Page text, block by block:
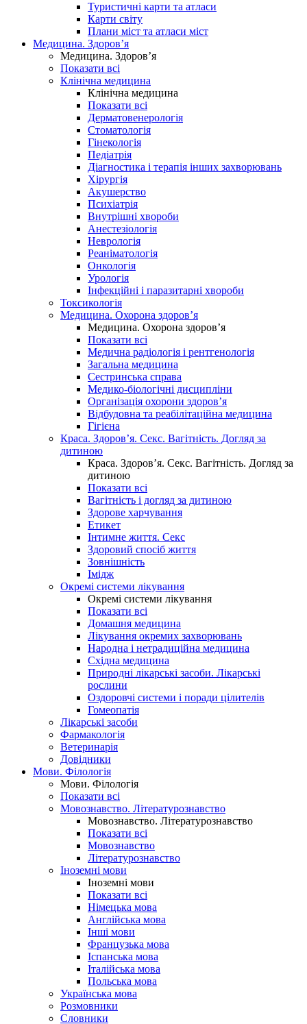
Туристичні карти та атласи
Карти світу
Плани міст та атласи міст
Медицина. Здоров’я
Медицина. Здоров’я
Показати всі
Клінічна медицина
Клінічна медицина
Показати всі
Дерматовенерологія
Стоматологія
Гінекологія
Педіатрія
Діагностика і терапія інших захворювань
Хірургія
Акушерство
Психіатрія
Внутрішні хвороби
Анестезіологія
Неврологія
Реаніматологія
Онкологія
Урологія
Інфекційні і паразитарні хвороби
Токсикологія
Медицина. Охорона здоров’я
Медицина. Охорона здоров’я
Показати всі
Медична радіологія і рентгенологія
Загальна медицина
Сестринська справа
Медико-біологічні дисципліни
Організація охорони здоров’я
Відбудовна та реабілітаційна медицина
Гігієна
Краса. Здоров’я. Секс. Вагітність. Догляд за
дитиною
Краса. Здоров’я. Секс. Вагітність. Догляд за
дитиною
Показати всі
Вагітність і догляд за дитиною
Здорове харчування
Етикет
Інтимне життя. Секс
Здоровий спосіб життя
Зовнішність
Імідж
Окремі системи лікування
Окремі системи лікування
Показати всі
Домашня медицина
Лікування окремих захворювань
Народна і нетрадиційна медицина
Східна медицина
Природні лікарські засоби. Лікарські
рослини
Оздоровчі системи і поради цілителів
Гомеопатія
Лікарські засоби
Фармакологія
Ветеринарія
Довідники
Мови. Філологія
Мови. Філологія
Показати всі
Мовознавство. Літературознавство
Мовознавство. Літературознавство
Показати всі
Мовознавство
Літературознавство
Іноземні мови
Іноземні мови
Показати всі
Німецька мова
Англійська мова
Інші мови
Французька мова
Іспанська мова
Італійська мова
Польська мова
Українська мова
Розмовники
Словники